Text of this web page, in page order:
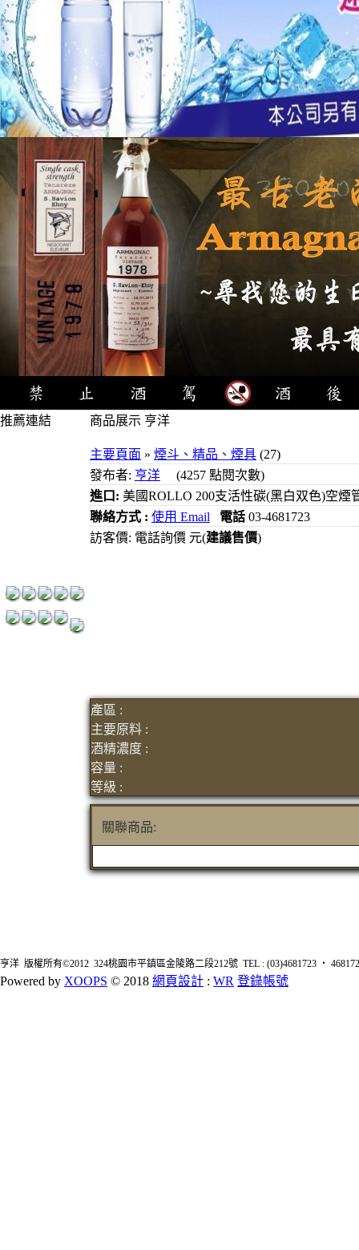
推薦連結 商品展示 亨洋
主要頁面 » 煙斗、精品、煙具 (27)
發布者: 亨洋 (4257 點閱次數)
進口: 美國ROLLO 200支活性碳(黑白双色)空煙
聯絡方式 : 使用 Email 電話 03-4681723
訪客價: 電話詢價 元(建議售價)
產區 :
主要原料 :
酒精濃度 :
容量 :
等級 :
關聯商品:
亨洋 版權所有©2012 324桃園市平鎮區金陵路二段212號 TEL : (03)4681723 ‧
Powered by XOOPS © 2018 網頁設計 : WR 登錄帳號